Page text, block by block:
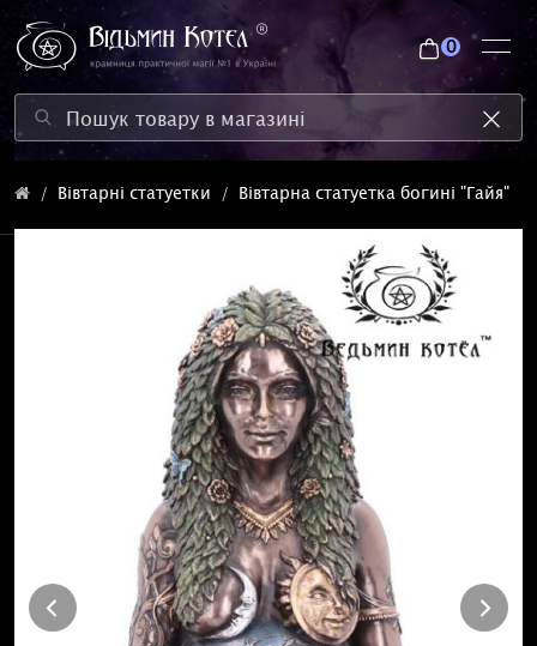
0
Вівтарні статуетки Вівтарна статуетка богині "Гайя"